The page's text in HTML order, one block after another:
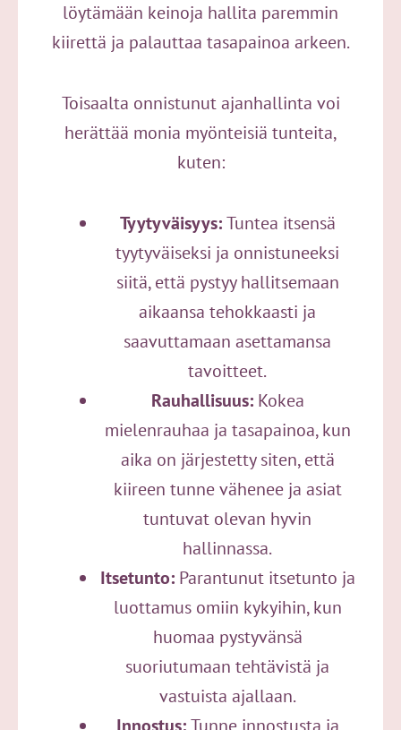
löytämään keinoja hallita paremmin
kiirettä ja palauttaa tasapainoa arkeen.
Toisaalta onnistunut ajanhallinta voi
herättää monia myönteisiä tunteita,
kuten:
Tyytyväisyys:Tuntea itsensä
tyytyväiseksi ja onnistuneeksi
siitä, että pystyy hallitsemaan
aikaansa tehokkaasti ja
saavuttamaan asettamansa
tavoitteet.
Rauhallisuus:Kokea
mielenrauhaa ja tasapainoa, kun
aika on järjestetty siten, että
kiireen tunne vähenee ja asiat
tuntuvat olevan hyvin
hallinnassa.
Itsetunto:Parantunut itsetunto ja
luottamus omiin kykyihin, kun
huomaa pystyvänsä
suoriutumaan tehtävistä ja
vastuista ajallaan.